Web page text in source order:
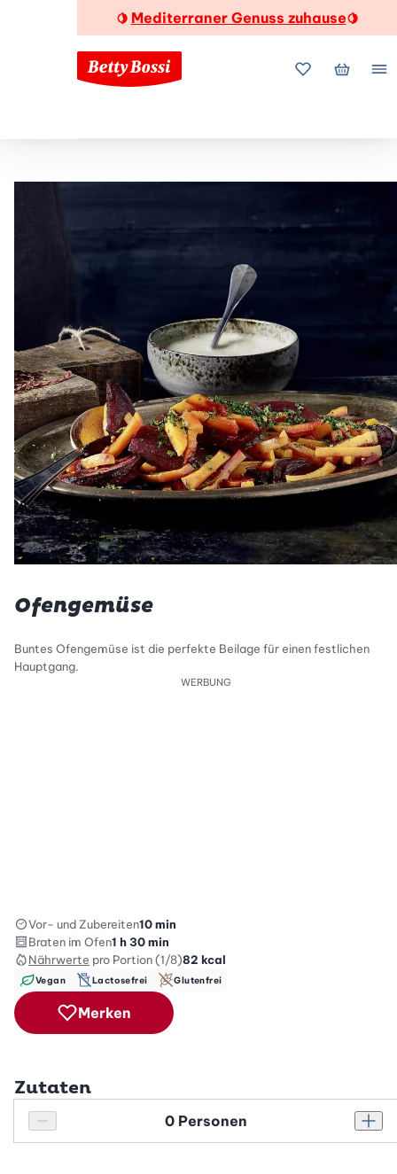
🍋 Mediterraner Genuss zuhause🍋
MeineMein
Ofengemüse
Buntes Ofengemüse ist die perfekte Beilage für einen festlichen
Hauptgang.
WERBUNG
Vor- und Zubereiten10 min
Braten im Ofen1 h 30 min
Nährwerte pro Portion (1/8)82 kcal
Vegan Lactosefrei Glutenfrei
Merken
Zutaten
Personenanzahl verringern
Personenanzahl